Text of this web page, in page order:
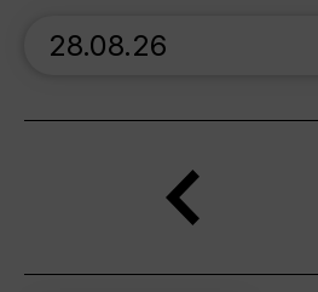
skip_calendar_timeline
Suche